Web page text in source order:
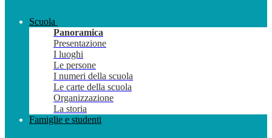
Scuola
Panoramica
Presentazione
I luoghi
Le persone
I numeri della scuola
Le carte della scuola
Organizzazione
La storia
Famiglie e studenti